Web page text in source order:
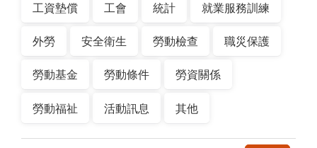
工資墊償 工會 統計 就業服務訓練
外勞 安全衛生 勞動檢查 職災保護
勞動基金 勞動條件 勞資關係
勞動福祉 活動訊息 其他